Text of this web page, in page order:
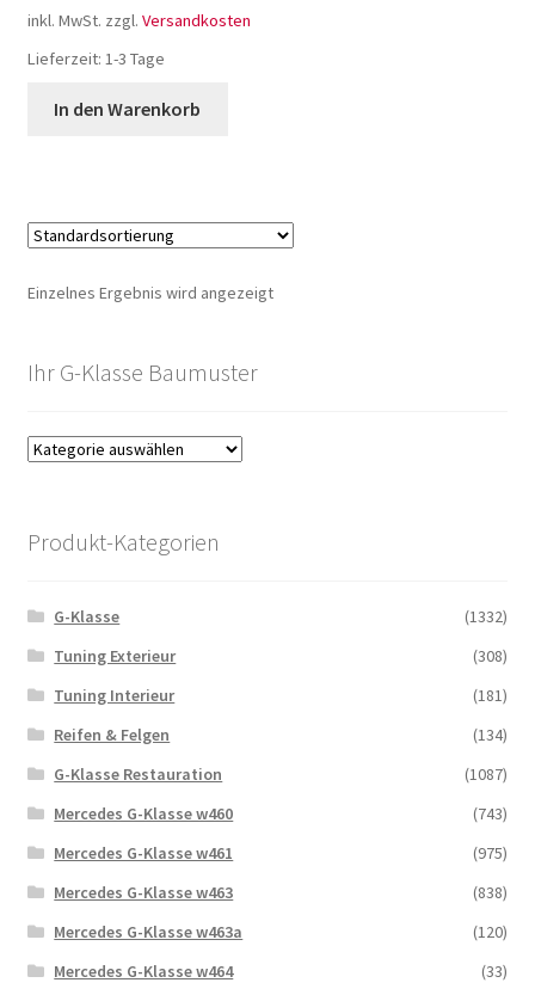
inkl. MwSt. zzgl. Versandkosten
Lieferzeit: 1-3 Tage
In den Warenkorb
Einzelnes Ergebnis wird angezeigt
Ihr G-Klasse Baumuster
Produkt-Kategorien
G-Klasse
(1332)
Tuning Exterieur
(308)
Tuning Interieur
(181)
Reifen & Felgen
(134)
G-Klasse Restauration
(1087)
Mercedes G-Klasse w460
(743)
Mercedes G-Klasse w461
(975)
Mercedes G-Klasse w463
(838)
Mercedes G-Klasse w463a
(120)
Mercedes G-Klasse w464
(33)